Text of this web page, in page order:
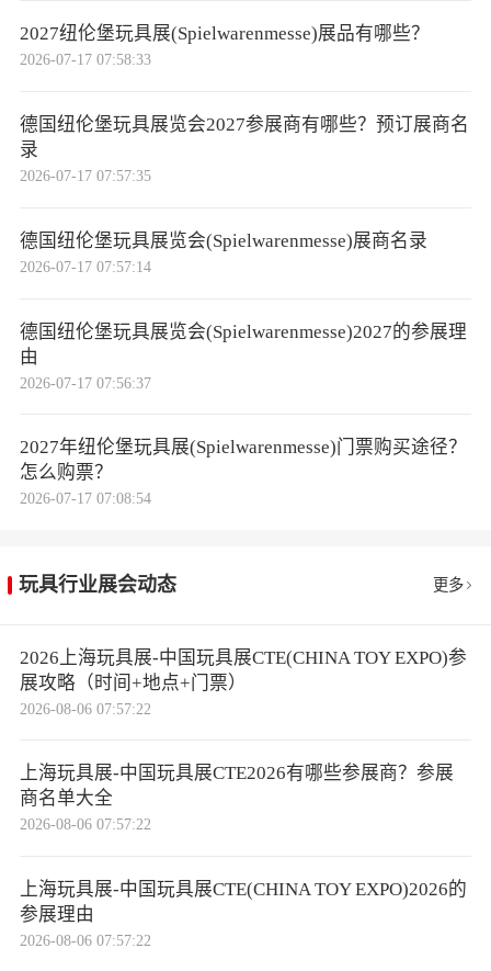
2027纽伦堡玩具展(Spielwarenmesse)展品有哪些？
2026-07-17 07:58:33
德国纽伦堡玩具展览会2027参展商有哪些？预订展商名
录
2026-07-17 07:57:35
德国纽伦堡玩具展览会(Spielwarenmesse)展商名录
2026-07-17 07:57:14
德国纽伦堡玩具展览会(Spielwarenmesse)2027的参展理
由
2026-07-17 07:56:37
2027年纽伦堡玩具展(Spielwarenmesse)门票购买途径？
怎么购票？
2026-07-17 07:08:54
玩具行业展会动态 更多
2026上海玩具展-中国玩具展CTE(CHINA TOY EXPO)参
展攻略（时间+地点+门票）
2026-08-06 07:57:22
上海玩具展-中国玩具展CTE2026有哪些参展商？参展
商名单大全
2026-08-06 07:57:22
上海玩具展-中国玩具展CTE(CHINA TOY EXPO)2026的
参展理由
2026-08-06 07:57:22